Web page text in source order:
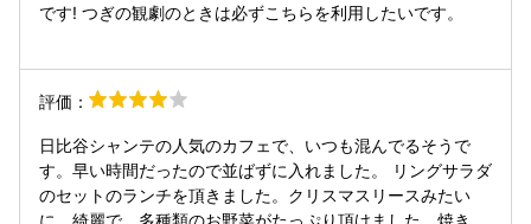
です! つぎの観劇のときは必ずこちらを利用したいです。
評価：
日比谷シャンテの人気のカフェで、いつも混んでるそうで
す。早い時間だったので並ばずに入れました。 リングサラダ
のセットのランチを頂きました。クリスマスリースみたい
に、綺麗で、多種類のお野菜がたっぷり頂けました。焼きた